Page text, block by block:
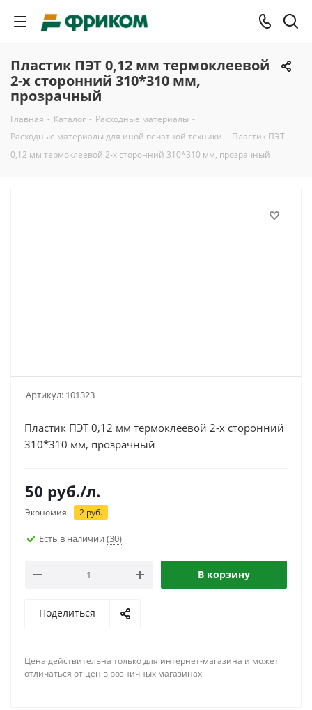
Пластик ПЭТ 0,12 мм термоклеевой
2-х сторонний 310*310 мм,
прозрачный
Главная - Каталог - Расходные материалы -
Расходные материалы для иной печатной техники - Пластик ПЭТ
0,12 мм термоклеевой 2-х сторонний 310*310 мм, прозрачный
Артикул: 101323
Пластик ПЭТ 0,12 мм термоклеевой 2-х сторонний
310*310 мм, прозрачный
50 руб./л.
Экономия 2 руб.
Есть в наличии (30)
В корзину
Поделиться
Цена действительна только для интернет-магазина и может
отличаться от цен в розничных магазинах